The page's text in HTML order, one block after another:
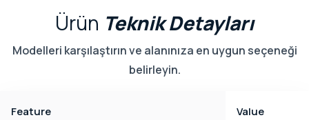
Ürün Teknik Detayları
Modelleri karşılaştırın ve alanınıza en uygun seçeneği
belirleyin.
Feature Value